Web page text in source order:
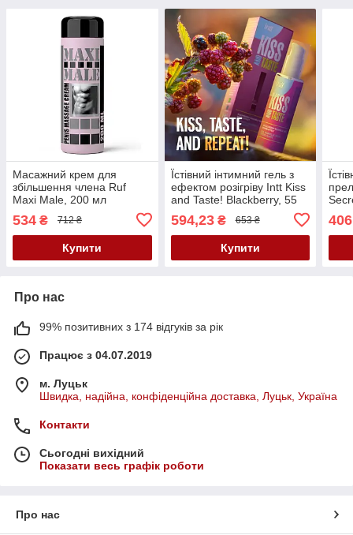
Масажний крем для
збільшення члена Ruf
Maxi Male, 200 мл
534 ₴ 712 ₴
Купити
Їстівний інтимний гель з
ефектом розігріву Intt Kiss
and Taste! Blackberry, 55
594,23₴ 653 ₴
Купити
Про нас
99% позитивних з 174 відгуків за рік
Працює з 04.07.2019
м. Луцьк
Швидка, надійна, конфіденційна доставка, Луцьк, Україна
Контакти
Сьогодні вихідний
Показати весь графік роботи
Про нас